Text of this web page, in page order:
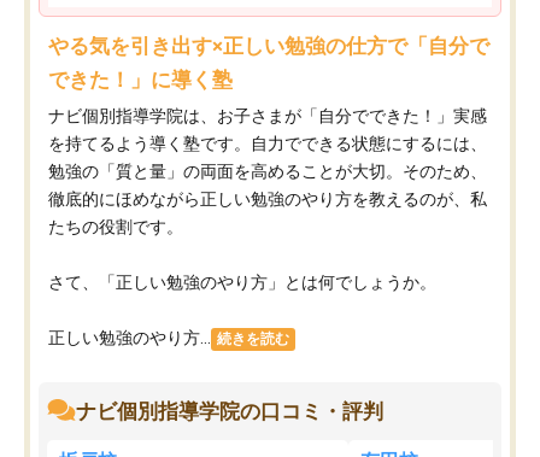
やる気を引き出す×正しい勉強の仕方で「自分で
できた！」に導く塾
ナビ個別指導学院は、お子さまが「自分でできた！」実感
を持てるよう導く塾です。自力でできる状態にするには、
勉強の「質と量」の両面を高めることが大切。そのため、
徹底的にほめながら正しい勉強のやり方を教えるのが、私
たちの役割です。
さて、「正しい勉強のやり方」とは何でしょうか。
正しい勉強のやり方... 続きを読む
ナビ個別指導学院の口コミ・評判